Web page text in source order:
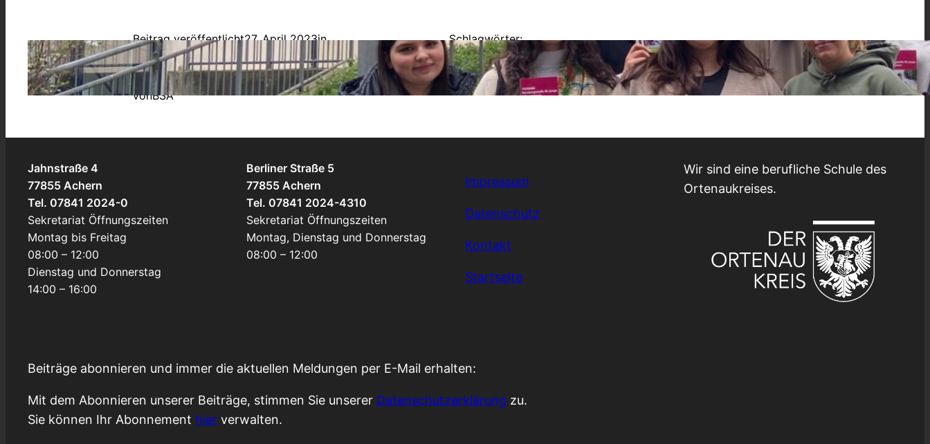
Beitrag veröffentlicht27. April 2023in
Allgemein, Außerunterrichtliches
vonBSA
Schlagwörter:
Schulsozialarbeit, Spende, Weltfrauentag, YASEMIN
Jahnstraße 4
77855 Achern
Tel. 07841 2024-0
Sekretariat Öffnungszeiten
Montag bis Freitag
08:00 – 12:00
Dienstag und Donnerstag
14:00 – 16:00
Berliner Straße 5
77855 Achern
Tel. 07841 2024-4310
Sekretariat Öffnungszeiten
Montag, Dienstag und Donnerstag
08:00 – 12:00
Impressum
Datenschutz
Kontakt
Startseite
Wir sind eine berufliche Schule des
Ortenaukreises.
Beiträge abonnieren und immer die aktuellen Meldungen per E-Mail erhalten:
Mit dem Abonnieren unserer Beiträge, stimmen Sie unserer Datenschutzerklärung zu.
Sie können Ihr Abonnement hier verwalten.